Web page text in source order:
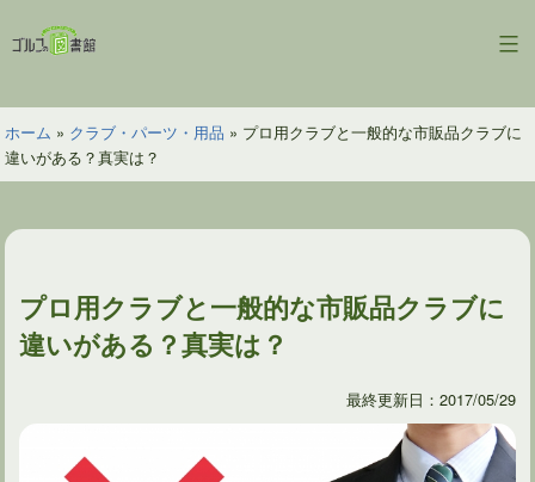
ン
ツ
へ
ス
ッ
ゴ
フ
の
図
ホーム » クラブ・パーツ・用品 » プロ用クラブと一般的な市販品クラブに
違いがある？真実は？
プロ用クラブと一般的な市販品クラブに
違いがある？真実は？
最終更新日：2017/05/29